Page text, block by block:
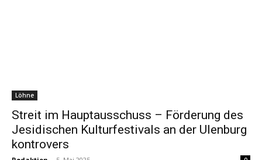
Löhne
Streit im Hauptausschuss – Förderung des
Jesidischen Kulturfestivals an der Ulenburg
kontrovers